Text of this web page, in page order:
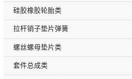
硅胶橡胶轮胎类
拉杆销子垫片弹簧
螺丝螺母垫片类
套件总成类